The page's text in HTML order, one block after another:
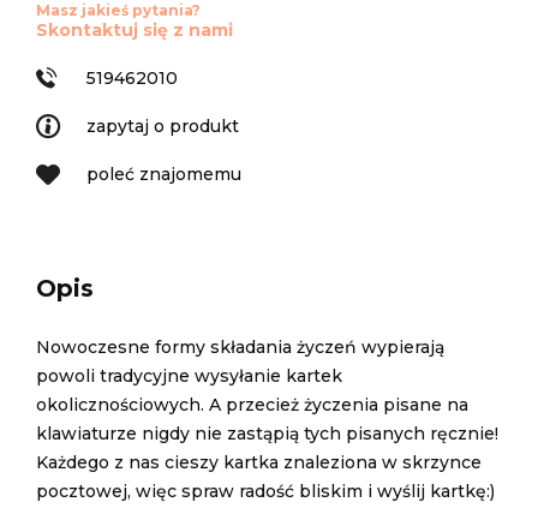
zapytaj o produkt
poleć znajomemu
Masz jakieś pytania?
Skontaktuj się z nami
519462010
Opis
Nowoczesne formy składania życzeń wypierają
powoli tradycyjne wysyłanie kartek
okolicznościowych. A przecież życzenia pisane na
klawiaturze nigdy nie zastąpią tych pisanych ręcznie!
Każdego z nas cieszy kartka znaleziona w skrzynce
pocztowej, więc spraw radość bliskim i wyślij kartkę:)